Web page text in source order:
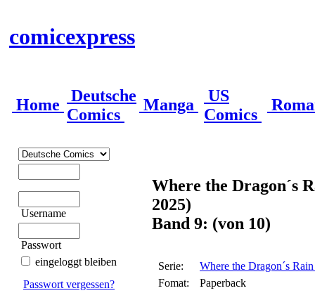
comicexpress
Home
Deutsche
Comics
Manga
US
Comics
Username
Passwort
eingeloggt bleiben
Passwort vergessen?
Where the Dragon´s
2025)
Band 9: (von 10)
Serie:
Where the Dragon´s
Fomat:
Paperback